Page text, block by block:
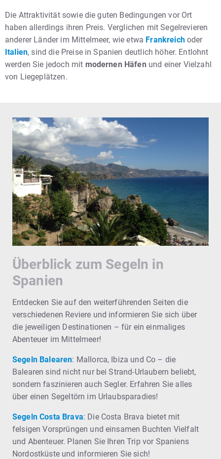
Die Attraktivität sowie die guten Bedingungen vor Ort
haben allerdings ihren Preis. Verglichen mit Segelrevieren
anderer Länder im Mittelmeer, wie etwa Frankreichoder
Italien, sind die Preise in Spanien deutlich höher. Entlohnt
werden Sie jedoch mit modernen Häfen und einer Vielzahl
von Liegeplätzen.
Überblick zum Segeln in
Spanien
Entdecken Sie auf den weiterführenden Seiten die
verschiedenen Reviere und informieren Sie sich über
die jeweiligen Destinationen – für ein einmaliges
Abenteuer im Mittelmeer!
Segeln Balearen: Mallorca, Ibiza und Co – die
Balearen sind nicht nur bei Strand-Urlaubern beliebt,
sondern faszinieren auch Segler. Erfahren Sie alles
über einen Segeltörn im Urlaubsparadies!
Segeln Costa Brava: Die Costa Brava bietet mit
felsigen Vorsprüngen und einsamen Buchten Vielfalt
und Abenteuer. Planen Sie Ihren Trip vor Spaniens
Nordostküste und informieren Sie sich!